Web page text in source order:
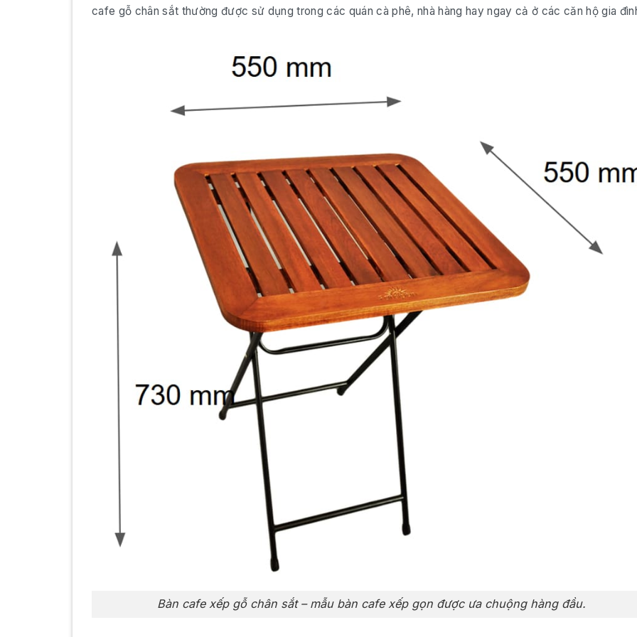
cafe gỗ chân sắt thường được sử dụng trong các quán cà phê, nhà hàng hay ngay cả ở các căn hộ gia
Bàn cafe xếp gỗ chân sắt – mẫu bàn cafe xếp gọn được ưa chuộng hàng đầu.